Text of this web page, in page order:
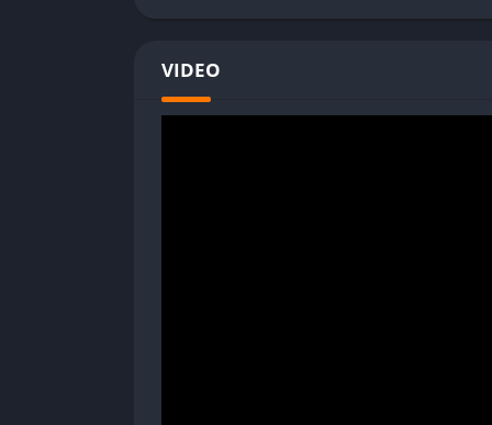
Modos de Juego
El juego ofrece varios modos de juego,
Conquista: Modo a gran escala donde
VIDEO